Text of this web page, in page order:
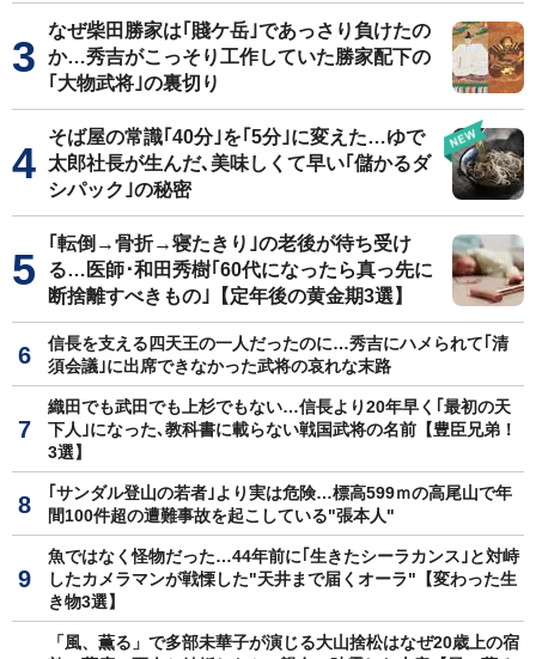
なぜ柴田勝家は｢賤ケ岳｣であっさり負けたの
か…秀吉がこっそり工作していた勝家配下の
｢大物武将｣の裏切り
そば屋の常識｢40分｣を｢5分｣に変えた…ゆで
太郎社長が生んだ､美味しくて早い｢儲かるダ
シパック｣の秘密
｢転倒→骨折→寝たきり｣の老後が待ち受け
る…医師･和田秀樹｢60代になったら真っ先に
断捨離すべきもの｣【定年後の黄金期3選】
信長を支える四天王の一人だったのに…秀吉にハメられて｢清
須会議｣に出席できなかった武将の哀れな末路
織田でも武田でも上杉でもない…信長より20年早く｢最初の天
下人｣になった､教科書に載らない戦国武将の名前【豊臣兄弟！
3選】
｢サンダル登山の若者｣より実は危険…標高599ｍの高尾山で年
間100件超の遭難事故を起こしている"張本人"
魚ではなく怪物だった…44年前に｢生きたシーラカンス｣と対峙
したカメラマンが戦慄した"天井まで届くオーラ"【変わった生
き物3選】
「風、薫る」で多部未華子が演じる大山捨松はなぜ20歳上の宿